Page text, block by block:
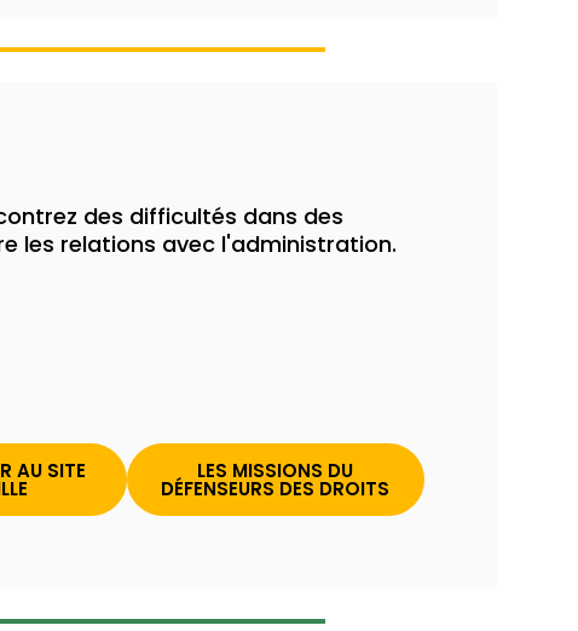
des difficultés dans des
les relations avec l'administration.
AU SITE LES MISSIONS DU
DÉFENSEURS DES DROITS